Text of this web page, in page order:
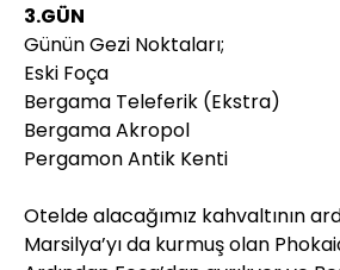
3.GÜN
Günün Gezi Noktaları;
Eski Foça
Bergama Teleferik (Ekstra)
Bergama Akropol
Pergamon Antik Kenti
Otelde alacağımız kahvaltının
Marsilya’yı da kurmuş olan